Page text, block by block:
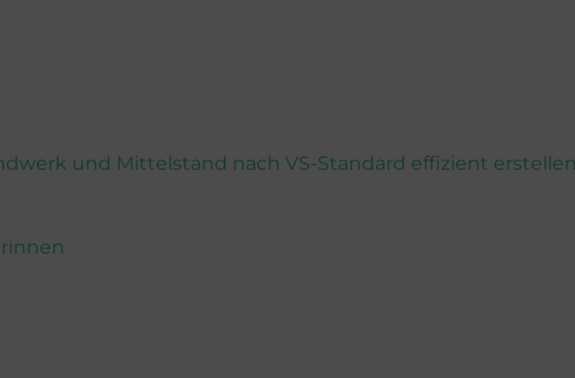
und Mittelstand nach VS-Standard effizient